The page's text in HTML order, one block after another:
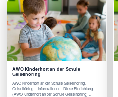
AWO Kinderhort an der Schule
Geiselhöring
AWO Kinderhort an der Schule Geiselhöring,
Geiselhöring - Informationen Diese Einrichtung
(AWO Kinderhort an der Schule Geiselhöring) …